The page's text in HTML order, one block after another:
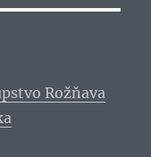
Rožňava